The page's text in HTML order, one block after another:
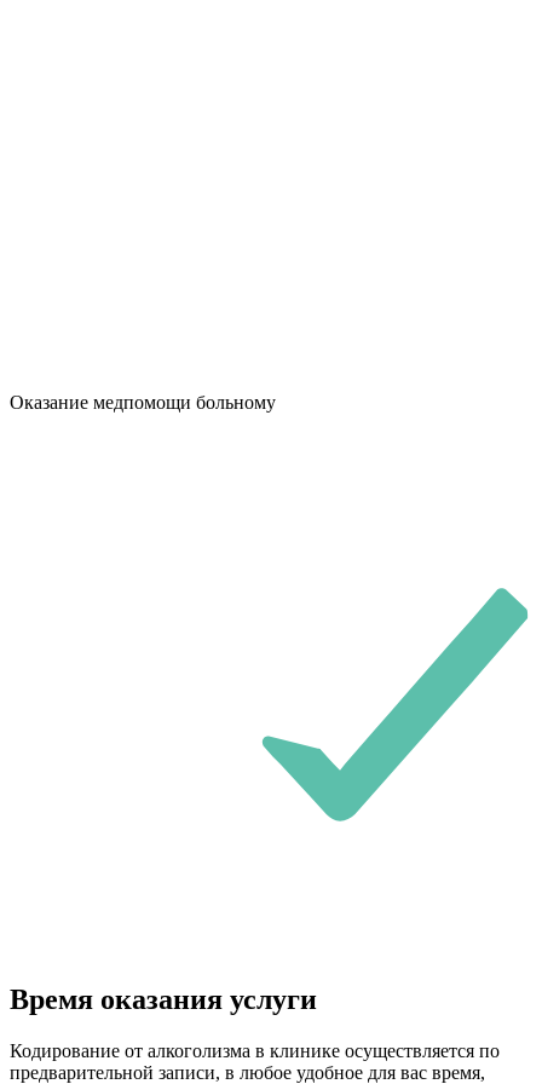
Оказание медпомощи больному
Время оказания услуги
Кодирование от алкоголизма в клинике осуществляется по
предварительной записи, в любое удобное для вас время,